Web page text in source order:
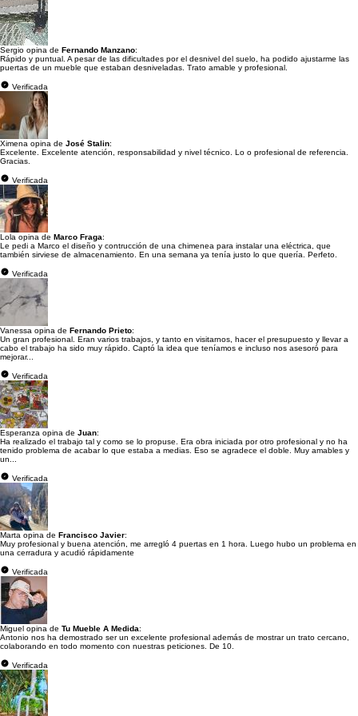
Sergio opina de Fernando Manzano:
Rápido y puntual. A pesar de las dificultades por el desnivel del suelo, ha podido ajustarme las
puertas de un mueble que estaban desniveladas. Trato amable y profesional.
Verificada
Ximena opina de José Stalin:
Excelente. Excelente atención, responsabilidad y nivel técnico. Lo o profesional de referencia.
Gracias.
Verificada
Lola opina de Marco Fraga:
Le pedi a Marco el diseño y contrucción de una chimenea para instalar una eléctrica, que
también sirviese de almacenamiento. En una semana ya tenía justo lo que quería. Perfeto.
Verificada
Vanessa opina de Fernando Prieto:
Un gran profesional. Eran varios trabajos, y tanto en visitarnos, hacer el presupuesto y llevar a
cabo el trabajo ha sido muy rápido. Captó la idea que teníamos e incluso nos asesoró para
mejorar...
Verificada
Esperanza opina de Juan:
Ha realizado el trabajo tal y como se lo propuse. Era obra iniciada por otro profesional y no ha
tenido problema de acabar lo que estaba a medias. Eso se agradece el doble. Muy amables y
un...
Verificada
Marta opina de Francisco Javier:
Muy profesional y buena atención, me arregló 4 puertas en 1 hora. Luego hubo un problema en
una cerradura y acudió rápidamente
Verificada
Miguel opina de Tu Mueble A Medida:
Antonio nos ha demostrado ser un excelente profesional además de mostrar un trato cercano,
colaborando en todo momento con nuestras peticiones. De 10.
Verificada